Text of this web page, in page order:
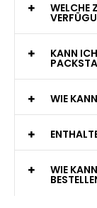
WELCHE
KANN
WIE
WIE